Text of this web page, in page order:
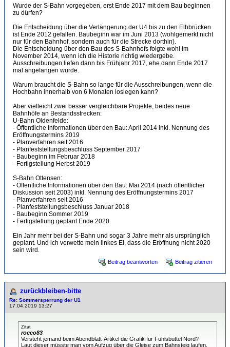
Wurde der S-Bahn vorgegeben, erst Ende 2017 mit dem Bau beginnen
zu dürfen?
Die Entscheidung über die Verlängerung der U4 bis zu den Elbbrücken
ist Ende 2012 gefallen. Baubeginn war im Juni 2013 (wohlgemerkt nicht
nur für den Bahnhof, sondern auch für die Strecke dorthin).
Die Entscheidung über den Bau des S-Bahnhofs folgte wohl im
November 2014, wenn ich die Historie richtig wiedergebe.
Ausschreibungen liefen dann bis Frühjahr 2017, ehe dann Ende 2017
mal angefangen wurde.
Warum braucht die S-Bahn so lange für die Ausschreibungen, wenn die
Hochbahn innerhalb von 6 Monaten loslegen kann?
Aber vielleicht zwei besser vergleichbare Projekte, beides neue
Bahnhöfe an Bestandsstrecken:
U-Bahn Oldenfelde:
- Öffentliche Informationen über den Bau: April 2014 inkl. Nennung des
Eröffnungstermins 2019
- Planverfahren seit 2016
- Planfeststellungsbeschluss September 2017
- Baubeginn im Februar 2018
- Fertigstellung Herbst 2019
S-Bahn Ottensen:
- Öffentliche Informationen über den Bau: Mai 2014 (nach öffentlicher
Diskussion seit 2003) inkl. Nennung des Eröffnungstermins 2017
- Planverfahren seit 2016
- Planfeststellungsbeschluss Januar 2018
- Baubeginn Sommer 2019
- Fertigstellung geplant Ende 2020
Ein Jahr mehr bei der S-Bahn und sogar 3 Jahre mehr als ursprünglich
geplant. Und ich verwette mein linkes Ei, dass die Eröffnung nicht 2020
sein wird.
Beitrag beantworten Beitrag zitieren
zurückbleiben-bitte
Re: Sommersperrung der U1
17.04.2019 13:27
Zitat
rocco83
Versteht jemand beim Abendblatt-Artikel die Grafik für Fuhlsbüttel Nord?
Laut dieser müsste man vom Aufzug über die Gleise zum Bahnsteig laufen.